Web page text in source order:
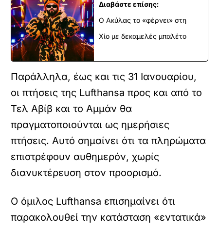
Διαβάστε επίσης:
Ο Ακύλας το «φέρνει» στη
Χίο με δεκαμελές μπαλέτο
Παράλληλα, έως και τις 31 Ιανουαρίου,
οι πτήσεις της Lufthansa προς και από το
Τελ Αβίβ και το Αμμάν θα
πραγματοποιούνται ως ημερήσιες
πτήσεις. Αυτό σημαίνει ότι τα πληρώματα
επιστρέφουν αυθημερόν, χωρίς
διανυκτέρευση στον προορισμό.
Ο όμιλος Lufthansa επισημαίνει ότι
παρακολουθεί την κατάσταση «εντατικά»